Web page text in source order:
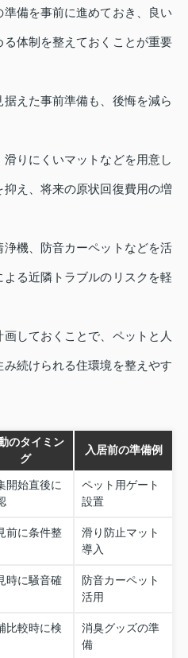
備を事前に進めておき、良い
体制を整えておくことが重要
えた事前準備も、後悔を減ら
りにくいマットなどを用意し
え、将来の原状回復費用の増
機、防音カーペットなどを活
る近隣トラブルのリスクを軽
しておくことで、ペットと人
続けられる住環境を整えやす
のタイミン
グ
入居前の準備例
開始直後に
ペット用ゲート
設置
前に条件整
滑り防止マット
導入
時に騒音確
防音カーペット
活用
比較時に検
消臭グッズの準
備